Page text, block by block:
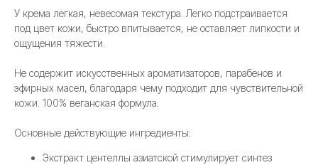
У крема легкая, невесомая текстура. Легко подстраивается
под цвет кожи, быстро впитывается, не оставляет липкости и
ощущения тяжести.
Не содержит искусственных ароматизаторов, парабенов и
эфирных масел, благодаря чему подходит для чувствительной
кожи. 100% веганская формула.
Основные действующие ингредиенты:
Экстракт центеллы азиатской стимулирует синтез